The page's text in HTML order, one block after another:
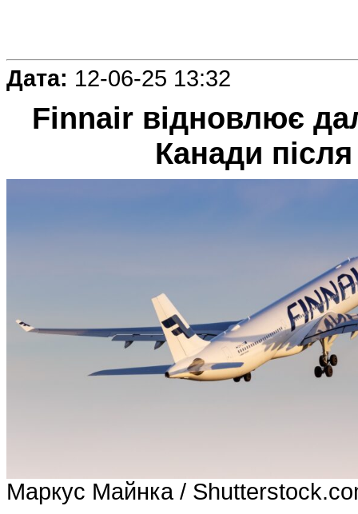
Дата: 12-06-25 13:32
Finnair відновлює
Канади
Маркус Майнка /